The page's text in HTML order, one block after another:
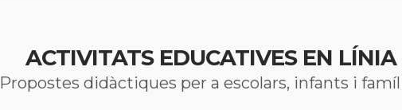
ACTIVITATS EDUCATIVES EN LÍNIA
Propostes didàctiques per a escolars, infants i